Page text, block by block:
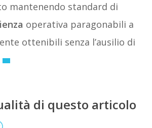
mantenendo standard di
operativa paragonabili a
ottenibili senza l’ausilio di
di questo articolo